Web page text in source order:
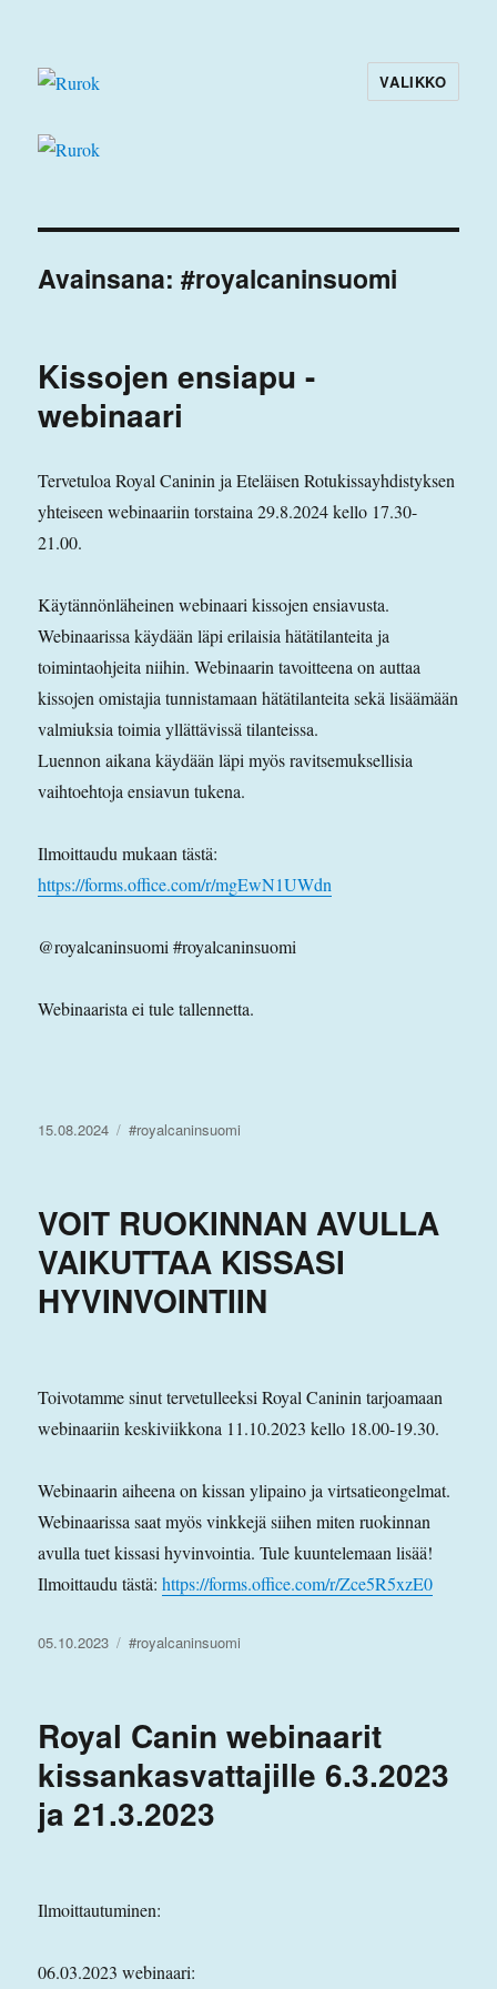
Rurok
VALIKKO
Avainsana:#royalcaninsuomi
Kissojen ensiapu -
webinaari
Tervetuloa Royal Caninin ja Eteläisen Rotukissayhdistyksen
yhteiseen webinaariin torstaina 29.8.2024 kello 17.30-
21.00.
Käytännönläheinen webinaari kissojen ensiavusta.
Webinaarissa käydään läpi erilaisia hätätilanteita ja
toimintaohjeita niihin. Webinaarin tavoitteena on auttaa
kissojen omistajia tunnistamaan hätätilanteita sekä lisäämään
valmiuksia toimia yllättävissä tilanteissa.
Luennon aikana käydään läpi myös ravitsemuksellisia
vaihtoehtoja ensiavun tukena.
Ilmoittaudu mukaan tästä:
https://forms.office.com/r/mgEwN1UWdn
@royalcaninsuomi #royalcaninsuomi
Webinaarista ei tule tallennetta.
Julkaistu
15.08.2024 Avainsanat
#royalcaninsuomi
VOIT RUOKINNAN AVULLA
VAIKUTTAA KISSASI
HYVINVOINTIIN
Toivotamme sinut tervetulleeksi Royal Caninin tarjoamaan
webinaariin keskiviikkona 11.10.2023 kello 18.00-19.30.
Webinaarin aiheena on kissan ylipaino ja virtsatieongelmat.
Webinaarissa saat myös vinkkejä siihen miten ruokinnan
avulla tuet kissasi hyvinvointia. Tule kuuntelemaan lisää!
Ilmoittaudu tästä:https://forms.office.com/r/Zce5R5xzE0
Julkaistu
05.10.2023 Avainsanat
#royalcaninsuomi
Royal Canin webinaarit
kissankasvattajille 6.3.2023
ja 21.3.2023
Ilmoittautuminen:
06.03.2023 webinaari: